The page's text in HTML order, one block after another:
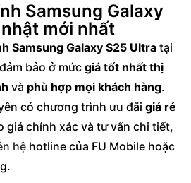
chuẩn trước khi ép
S25 Ultra
không dùng keo dán
sau hoàn thiện
mặt kính galaxy s25
cần ép kính khẩn cấp
mặt kính
Samsung Galaxy
mới nhất
Samsung Galaxy S25 Ultra tại
bảo ở mức giá tốt nhất thị
và phù hợp mọi khách hàng.
có chương trình ưu đãi giá rẻ
giá chính xác và tư vấn chi tiết,
hệ hotline của FU Mobile hoặc